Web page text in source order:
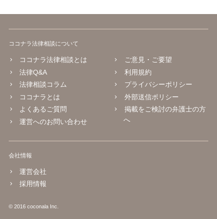
ココナラ法律相談について
ココナラ法律相談とは
法律Q&A
法律相談コラム
ココナラとは
よくあるご質問
運営へのお問い合わせ
ご意見・ご要望
利用規約
プライバシーポリシー
外部送信ポリシー
掲載をご検討の弁護士の方
へ
会社情報
運営会社
採用情報
© 2016 coconala Inc.